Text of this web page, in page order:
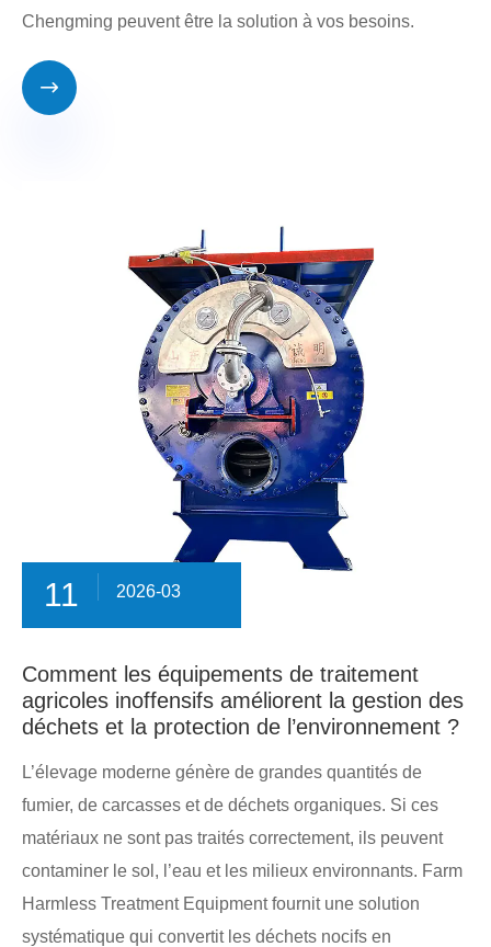
Chengming peuvent être la solution à vos besoins.

11 2026-03
Comment les équipements de traitement
agricoles inoffensifs améliorent la gestion des
déchets et la protection de l’environnement ?
L’élevage moderne génère de grandes quantités de
fumier, de carcasses et de déchets organiques. Si ces
matériaux ne sont pas traités correctement, ils peuvent
contaminer le sol, l’eau et les milieux environnants. Farm
Harmless Treatment Equipment fournit une solution
systématique qui convertit les déchets nocifs en